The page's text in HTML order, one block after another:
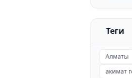
Теги
Алматы
акимат